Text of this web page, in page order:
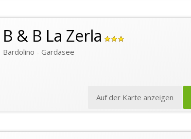
B & B La Zerla
Bardolino - Gardasee
Auf der Karte anzeigen